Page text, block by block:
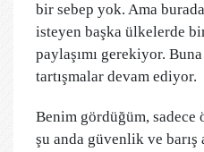
bir sebep yok. Ama
isteyen başka ülkelerde
paylaşımı gerekiyor.
tartışmalar devam ediyor.
Benim gördüğüm,
şu anda güvenlik ve barış